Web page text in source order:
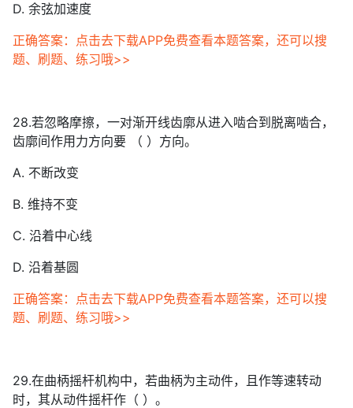
D. 余弦加速度
正确答案：点击去下载APP免费查看本题答案，还可以搜
题、刷题、练习哦>>
28.若忽略摩擦，一对渐开线齿廓从进入啮合到脱离啮合，
齿廓间作用力方向要 （ ）方向。
A. 不断改变
B. 维持不变
C. 沿着中心线
D. 沿着基圆
正确答案：点击去下载APP免费查看本题答案，还可以搜
题、刷题、练习哦>>
29.在曲柄摇杆机构中，若曲柄为主动件，且作等速转动
时，其从动件摇杆作（ ）。